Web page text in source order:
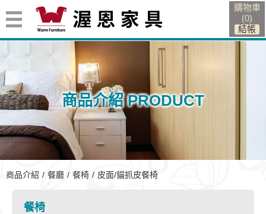
購物車
(0)
皮面/貓抓皮餐椅
商品介紹 PRODUCT
商品介紹 餐廳 餐椅 皮面/貓抓皮餐椅
餐椅